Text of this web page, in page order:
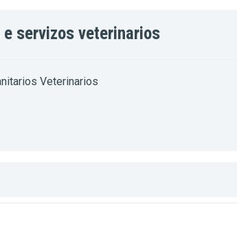
servizos veterinarios
Veterinarios